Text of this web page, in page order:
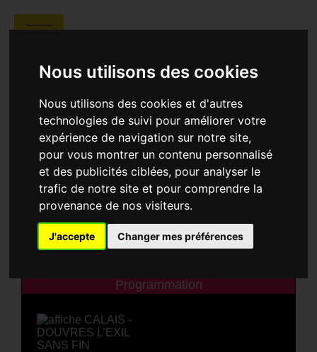
Nous utilisons des cookies
Nous utilisons des cookies et d'autres
technologies de suivi pour améliorer votre
expérience de navigation sur notre site,
pour vous montrer un contenu personnalisé
et des publicités ciblées, pour analyser le
trafic de notre site et pour comprendre la
provenance de nos visiteurs.
J'accepte Changer mes préférences
CINÉMA LE VIVARAIS
Cinéma Le Vivarais
1 Cr du Temple,
07000 Privas
Programmation